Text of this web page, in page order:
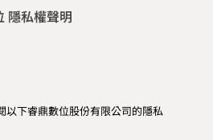
隱私權聲明
以下睿鼎數位股份有限公司的隱私